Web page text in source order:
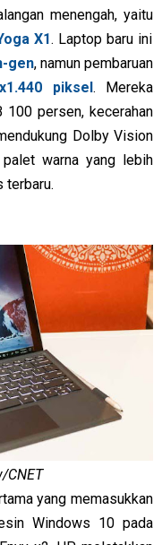
menengah, yaitu
X1. Laptop baru ini
gen, namun pembaruan
piksel. Mereka
100 persen, kecerahan
Dolby Vision
warna yang lebih
terbaru.
CNET
yang memasukkan
Windows 10 pada